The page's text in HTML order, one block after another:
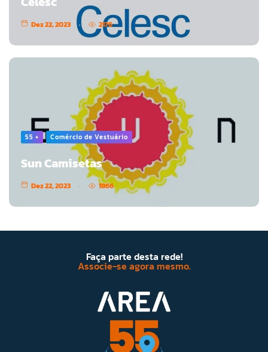
Dez 22, 2023 2176
55 + Comércio de Vestuário
Sun Camisetas
Dez 22, 2023 1866
Faça parte desta rede!
Associe-se agora mesmo.